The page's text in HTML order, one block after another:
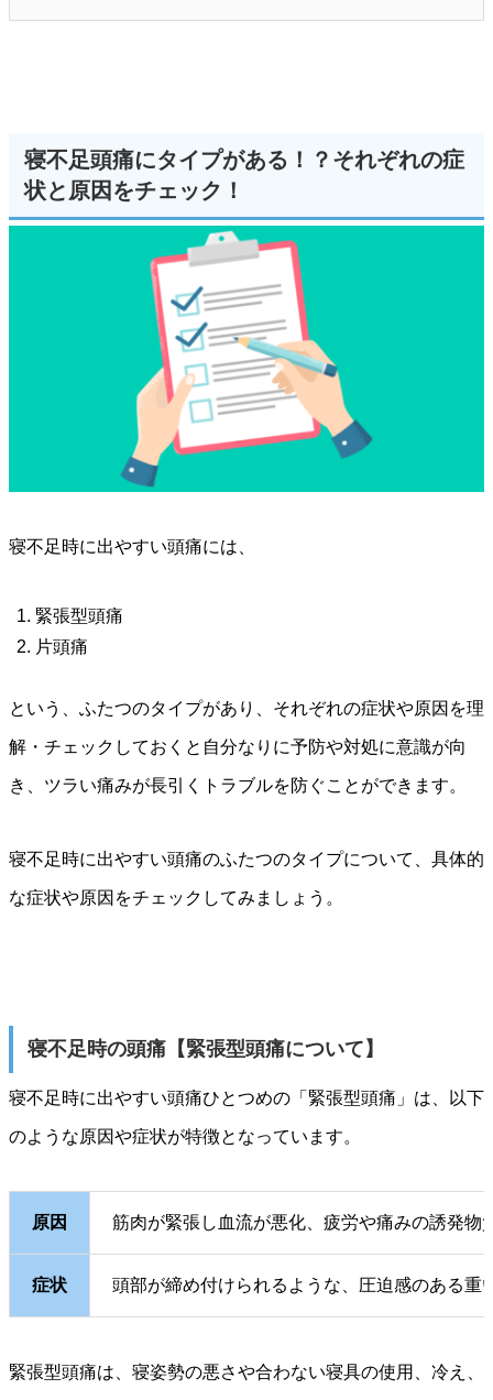
寝不足頭痛にタイプがある！？それぞれの症
状と原因をチェック！
寝不足時に出やすい頭痛には、
緊張型頭痛
片頭痛
という、ふたつのタイプがあり、それぞれの症状や原因を理
解・チェックしておくと自分なりに予防や対処に意識が向
き、ツラい痛みが長引くトラブルを防ぐことができます。
寝不足時に出やすい頭痛のふたつのタイプについて、具体的
な症状や原因をチェックしてみましょう。
寝不足時の頭痛【緊張型頭痛について】
寝不足時に出やすい頭痛ひとつめの「緊張型頭痛」は、以下
のような原因や症状が特徴となっています。
原因 筋肉が緊張し血流が悪化、疲労や痛みの誘発物
症状 頭部が締め付けられるような、圧迫感のある重
緊張型頭痛は、寝姿勢の悪さや合わない寝具の使用、冷え、